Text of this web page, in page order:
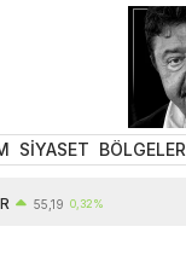
SİYASET BÖLGELER
0,32%